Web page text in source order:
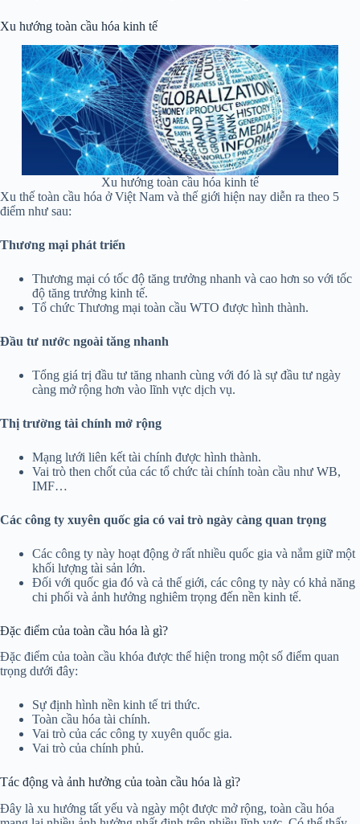
Xu hướng toàn cầu hóa kinh tế
Xu hướng toàn cầu hóa kinh tế
Xu thế toàn cầu hóa ở Việt Nam và thế giới hiện nay diễn ra theo 5
điểm như sau:
Thương mại phát triển
Thương mại có tốc độ tăng trưởng nhanh và cao hơn so với tốc
độ tăng trưởng kinh tế.
Tổ chức Thương mại toàn cầu WTO được hình thành.
Đầu tư nước ngoài tăng nhanh
Tổng giá trị đầu tư tăng nhanh cùng với đó là sự đầu tư ngày
càng mở rộng hơn vào lĩnh vực dịch vụ.
Thị trường tài chính mở rộng
Mạng lưới liên kết tài chính được hình thành.
Vai trò then chốt của các tổ chức tài chính toàn cầu như WB,
IMF…
Các công ty xuyên quốc gia có vai trò ngày càng quan trọng
Các công ty này hoạt động ở rất nhiều quốc gia và nắm giữ một
khối lượng tài sản lớn.
Đối với quốc gia đó và cả thế giới, các công ty này có khả năng
chi phối và ảnh hưởng nghiêm trọng đến nền kinh tế.
Đặc điểm của toàn cầu hóa là gì?
Đặc điểm của toàn cầu khóa được thể hiện trong một số điểm quan
trọng dưới đây:
Sự định hình nền kinh tế tri thức.
Toàn cầu hóa tài chính.
Vai trò của các công ty xuyên quốc gia.
Vai trò của chính phủ.
Tác động và ảnh hưởng của toàn cầu hóa là gì?
Đây là xu hướng tất yếu và ngày một được mở rộng, toàn cầu hóa